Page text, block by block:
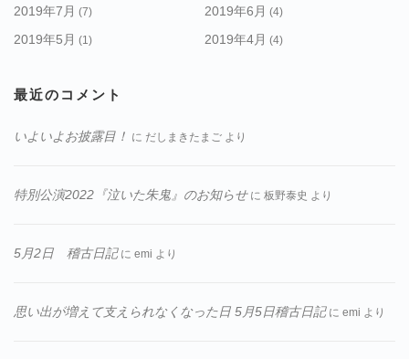
2019年7月 (7) 2019年6月 (4)
2019年5月 (1) 2019年4月 (4)
最近のコメント
いよいよお披露目！ に だしまきたまご より
特別公演2022『泣いた朱鬼』のお知らせに 板野泰史 より
5月2日 稽古日記に emi より
思い出が増えて支えられなくなった日 5月5日稽古日記に emi より